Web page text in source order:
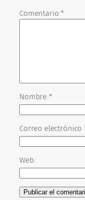
Comentario*
Nombre *
Correo electrónico
Web